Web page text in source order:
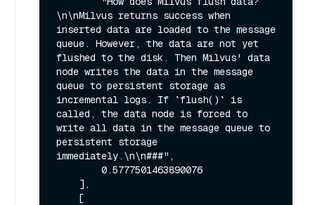
\n\nMilvus returns success when
inserted data are loaded to the message
queue. However, the data are not yet
flushed to the disk. Then Milvus' data
node writes the data in the message
queue to persistent storage as
incremental logs. If `flush()` is
called, the data node is forced to
write all data in the message queue to
persistent storage
immediately.\n\n###",